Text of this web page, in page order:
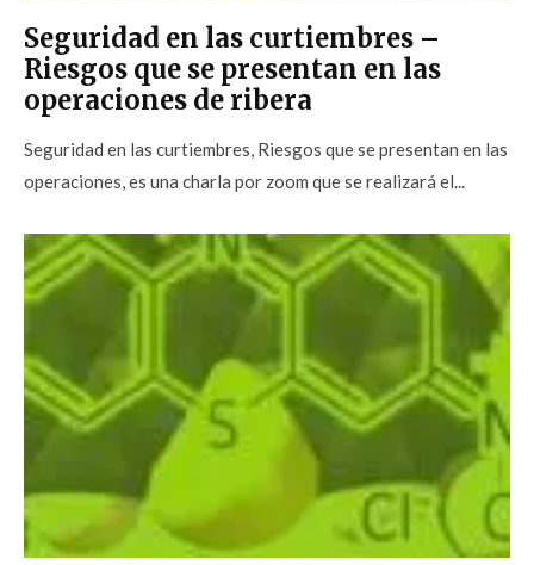
Seguridad en las curtiembres –
Riesgos que se presentan en las
operaciones de ribera
Seguridad en las curtiembres, Riesgos que se presentan en las
operaciones, es una charla por zoom que se realizará el...